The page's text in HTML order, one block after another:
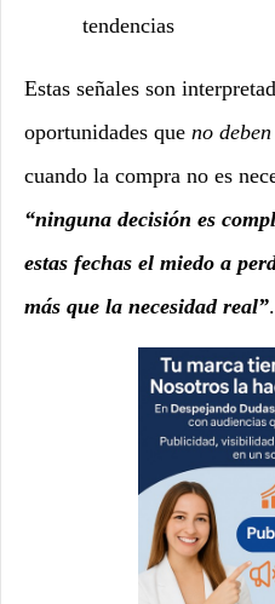
tendencias
Estas señales son
oportunidades que no
cuando la compra no es
“ninguna decisión es
estas fechas el miedo a
más que la necesidad real”.